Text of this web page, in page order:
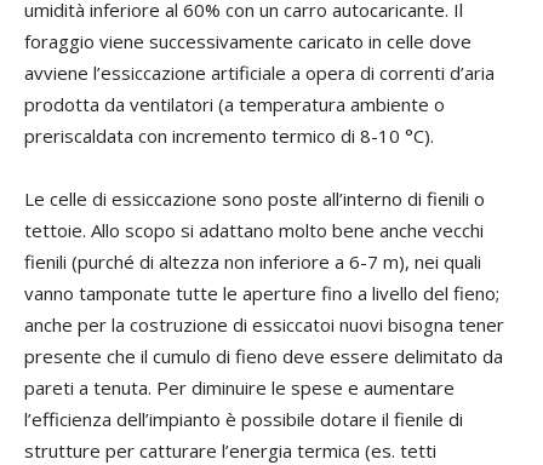
umidità inferiore al 60% con un carro autocaricante. Il
foraggio viene successivamente caricato in celle dove
avviene l’essiccazione artificiale a opera di correnti d’aria
prodotta da ventilatori (a temperatura ambiente o
preriscaldata con incremento termico di 8-10 °C).
Le celle di essiccazione sono poste all’interno di fienili o
tettoie. Allo scopo si adattano molto bene anche vecchi
fienili (purché di altezza non inferiore a 6-7 m), nei quali
vanno tamponate tutte le aperture fino a livello del fieno;
anche per la costruzione di essiccatoi nuovi bisogna tener
presente che il cumulo di fieno deve essere delimitato da
pareti a tenuta. Per diminuire le spese e aumentare
l’efficienza dell’impianto è possibile dotare il fienile di
strutture per catturare l’energia termica (es. tetti